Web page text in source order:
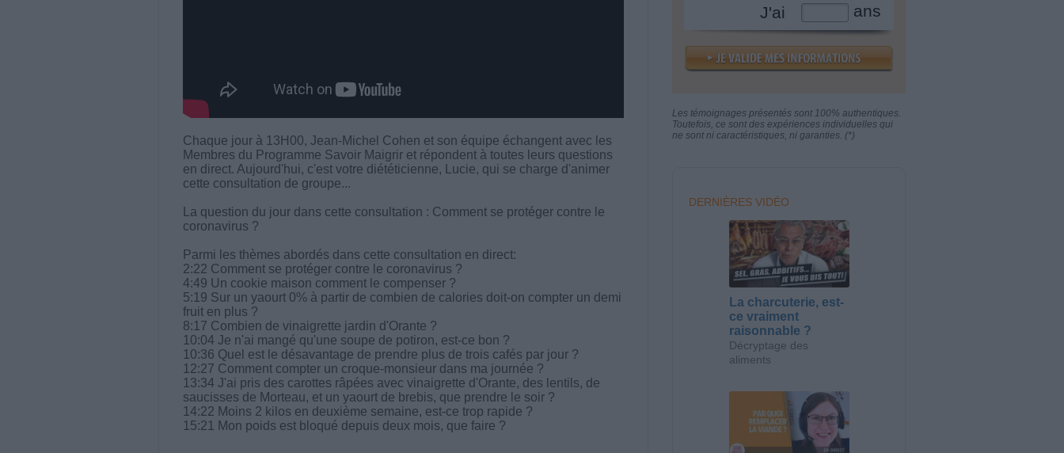
Chaque jour à 13H00, Jean-Michel Cohen et son équipe échangent avec les
Membres du Programme Savoir Maigrir et répondent à toutes leurs questions
en direct. Aujourd'hui, c'est votre diététicienne, Lucie, qui se charge d'animer
cette consultation de groupe...
La question du jour dans cette consultation : Comment se protéger contre le
coronavirus ?
Parmi les thèmes abordés dans cette consultation en direct:
2:22 Comment se protéger contre le coronavirus ?
4:49 Un cookie maison comment le compenser ?
5:19 Sur un yaourt 0% à partir de combien de calories doit-on compter un demi
fruit en plus ?
8:17 Combien de vinaigrette jardin d'Orante ?
10:04 Je n'ai mangé qu'une soupe de potiron, est-ce bon ?
10:36 Quel est le désavantage de prendre plus de trois cafés par jour ?
12:27 Comment compter un croque-monsieur dans ma journée ?
13:34 J'ai pris des carottes râpées avec vinaigrette d'Orante, des lentils, de
saucisses de Morteau, et un yaourt de brebis, que prendre le soir ?
14:22 Moins 2 kilos en deuxième semaine, est-ce trop rapide ?
15:21 Mon poids est bloqué depuis deux mois, que faire ?
J'ai ans
Les témoignages présentés sont 100% authentiques.
Toutefois, ce sont des expériences individuelles qui
ne sont ni caractéristiques, ni garanties. (*)
DERNIÈRES VIDÉO
La charcuterie, est-
ce vraiment
raisonnable ?
Décryptage des
aliments